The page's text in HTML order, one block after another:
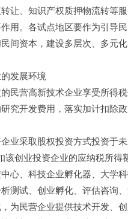
让、知识产权质押物流转等服
用。各试点地区要作为引导
间资本，建设多层次、多元
发展环境
民营高新技术企业享受所得
究开发费用，落实加计扣除
业采取股权投资方式投资于
创业投资企业的应纳税所得
心、科技企业孵化器、大学
测试、创业孵化、评估咨询
为民营企业提供技术开发、